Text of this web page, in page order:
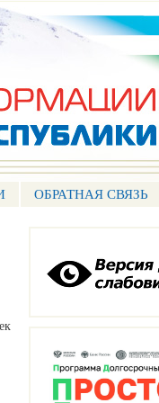
ОБРАТНАЯ СВЯЗЬ